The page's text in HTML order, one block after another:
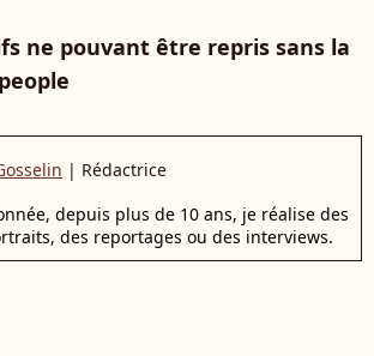
ne pouvant être repris sans la
| Rédactrice
depuis plus de 10 ans, je réalise des
des reportages ou des interviews.